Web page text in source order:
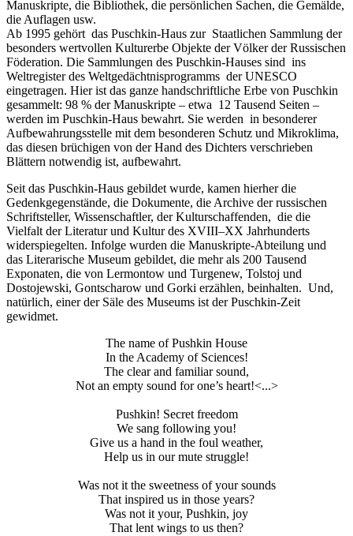
Manuskripte, die Bibliothek, die persönlichen Sachen, die Gemälde,
die Auflagen usw.
Ab 1995 gehört das Puschkin-Haus zur Staatlichen Sammlung der
besonders wertvollen Kulturerbe Objekte der Völker der Russischen
Föderation. Die Sammlungen des Puschkin-Hauses sind ins
Weltregister des Weltgedächtnisprogramms der UNESCO
eingetragen. Hier ist das ganze handschriftliche Erbe von Puschkin
gesammelt: 98 % der Manuskripte – etwa 12 Tausend Seiten –
werden im Puschkin-Haus bewahrt. Sie werden in besonderer
Aufbewahrungsstelle mit dem besonderen Schutz und Mikroklima,
das diesen brüchigen von der Hand des Dichters verschrieben
Blättern notwendig ist, aufbewahrt.
Seit das Puschkin-Haus gebildet wurde, kamen hierher die
Gedenkgegenstände, die Dokumente, die Archive der russischen
Schriftsteller, Wissenschaftler, der Kulturschaffenden, die die
Vielfalt der Literatur und Kultur des XVIII–XX Jahrhunderts
widerspiegelten. Infolge wurden die Manuskripte-Abteilung und
das Literarische Museum gebildet, die mehr als 200 Tausend
Exponaten, die von Lermontow und Turgenew, Tolstoj und
Dostojewski, Gontscharow und Gorki erzählen, beinhalten. Und,
natürlich, einer der Säle des Museums ist der Puschkin-Zeit
gewidmet.
The name of Pushkin House
In the Academy of Sciences!
The clear and familiar sound,
Not an empty sound for one’s heart!<...>
Pushkin! Secret freedom
We sang following you!
Give us a hand in the foul weather,
Help us in our mute struggle!
Was not it the sweetness of your sounds
That inspired us in those years?
Was not it your, Pushkin, joy
That lent wings to us then?